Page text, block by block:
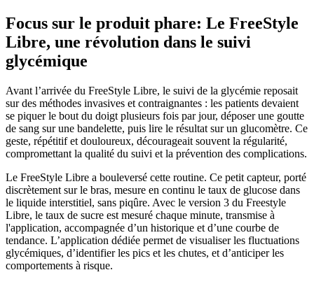
Focus sur le produit phare: Le FreeStyle
Libre, une révolution dans le suivi
glycémique
Avant l’arrivée du FreeStyle Libre, le suivi de la glycémie reposait
sur des méthodes invasives et contraignantes : les patients devaient
se piquer le bout du doigt plusieurs fois par jour, déposer une goutte
de sang sur une bandelette, puis lire le résultat sur un glucomètre. Ce
geste, répétitif et douloureux, décourageait souvent la régularité,
compromettant la qualité du suivi et la prévention des complications.
Le FreeStyle Libre a bouleversé cette routine. Ce petit capteur, porté
discrètement sur le bras, mesure en continu le taux de glucose dans
le liquide interstitiel, sans piqûre. Avec le version 3 du Freestyle
Libre, le taux de sucre est mesuré chaque minute, transmise à
l'application, accompagnée d’un historique et d’une courbe de
tendance. L’application dédiée permet de visualiser les fluctuations
glycémiques, d’identifier les pics et les chutes, et d’anticiper les
comportements à risque.